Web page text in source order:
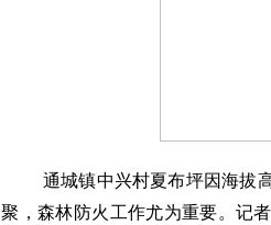
通城镇中兴村夏布坪因海拔
聚，森林防火工作尤为重要。记